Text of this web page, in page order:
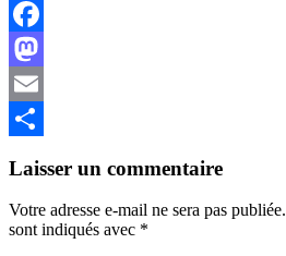
Facebook
Mastodon
Email
Laisser un commentaire
Votre adresse e-mail ne sera pas publiée.
sont indiqués avec *